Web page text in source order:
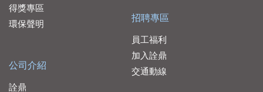
得獎專區
環保聲明
公司介紹
詮鼎
招聘專區
員工福利
加入詮鼎
交通動線